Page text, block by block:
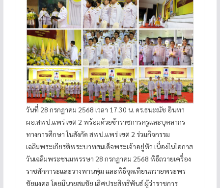
วันที่ 28 กรกฎาคม 2568 เวลา 17.30 น. ดร.ธนะณัช อินทา
ผอ.สพป.แพร่ เขต 2 พร้อมด้วยข้าราชการครูและบุคลากร
ทางการศึกษา ในสังกัด สพป.แพร่ เขต 2 ร่วมกิจกรรม
เฉลิมพระเกียรติพระบาทสมเด็จพระเจ้าอยู่หัว เนื่องในโอกาส
วันเฉลิมพระชนมพรรษา 28 กรกฎาคม 2568 พิธีถวายเครื่อง
ราชสักการะและวางพานพุ่ม และพิธีจุดเทียนถวายพระพร
ชัยมงคล โดยมีนายสมชัย เลิศประสิทธิพันธ์ ผู้ว่าราชการ